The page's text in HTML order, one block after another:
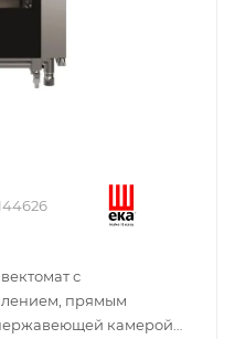
с
прямым
камерой